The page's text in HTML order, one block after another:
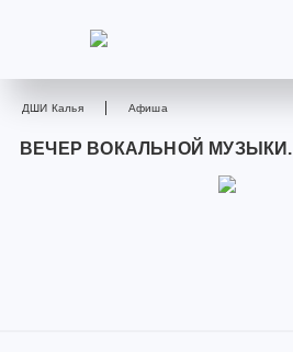
ДШИ Калья Афиша
ВЕЧЕР ВОКАЛЬНОЙ МУЗЫКИ.